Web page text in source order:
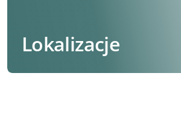
Lokalizacje